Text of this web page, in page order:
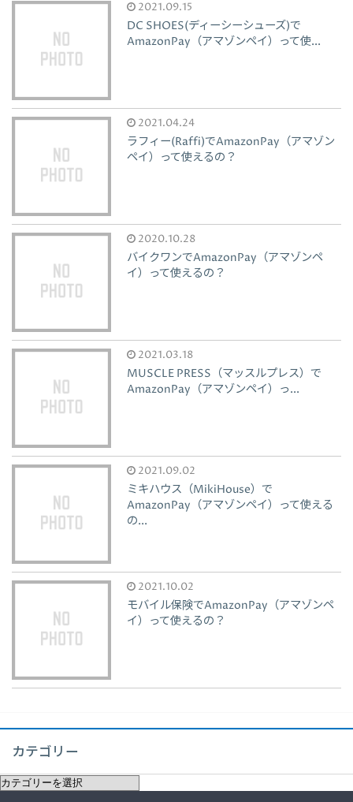
2021.09.15
DC SHOES(ディーシーシューズ)で
AmazonPay（アマゾンペイ）って使...
2021.04.24
ラフィー(Raffi)でAmazonPay（アマゾン
ペイ）って使えるの？
2020.10.28
バイクワンでAmazonPay（アマゾンペ
イ）って使えるの？
2021.03.18
MUSCLE PRESS（マッスルプレス）で
AmazonPay（アマゾンペイ）っ...
2021.09.02
ミキハウス（MikiHouse）で
AmazonPay（アマゾンペイ）って使える
の...
2021.10.02
モバイル保険でAmazonPay（アマゾンペ
イ）って使えるの？
カテゴリー